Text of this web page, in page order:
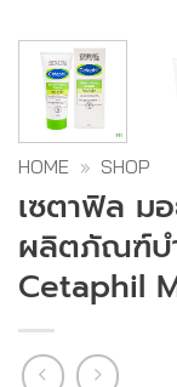
HOME » SHOP
เซตาฟิล ม
ผลิตภัณฑ์บ
Cetaphil